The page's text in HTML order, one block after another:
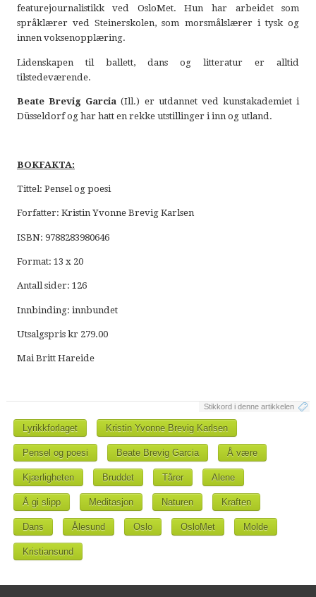
featurejournalistikk ved OsloMet. Hun har arbeidet som
språklærer ved Steinerskolen, som morsmålslærer i tysk og
innen voksenopplæring.
Lidenskapen til ballett, dans og litteratur er alltid
tilstedeværende.
Beate Brevig Garcia (Ill.) er utdannet ved kunstakademiet i
Düsseldorf og har hatt en rekke utstillinger i inn og utland.
BOKFAKTA:
Tittel: Pensel og poesi
Forfatter: Kristin Yvonne Brevig Karlsen
ISBN: 9788283980646
Format: 13 x 20
Antall sider: 126
Innbinding: innbundet
Utsalgspris kr 279.00
Mai Britt Hareide
Stikkord i denne artikkelen
Lyrikkforlaget Kristin Yvonne Brevig Karlsen
Pensel og poesi Beate Brevig Garcia Å være
Kjærligheten Bruddet Tårer Alene
Å gi slipp Meditasjon Naturen Kraften
Dans Ålesund Oslo OsloMet Molde
Kristiansund